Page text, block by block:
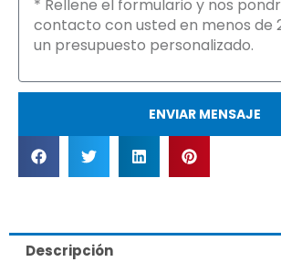
ENVIAR MENSAJE
Descripción